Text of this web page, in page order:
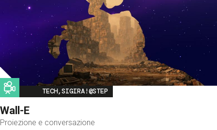
Image
TECH,SIGIRA!@STEP
Wall-E
Proiezione e conversazione